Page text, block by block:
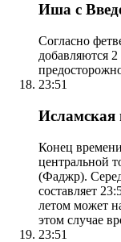
Иша с
Согласно
добавляются
23:51
Исламская
Конец
центральной
(Фаджр).
составляет
летом может
этом случае
23:51